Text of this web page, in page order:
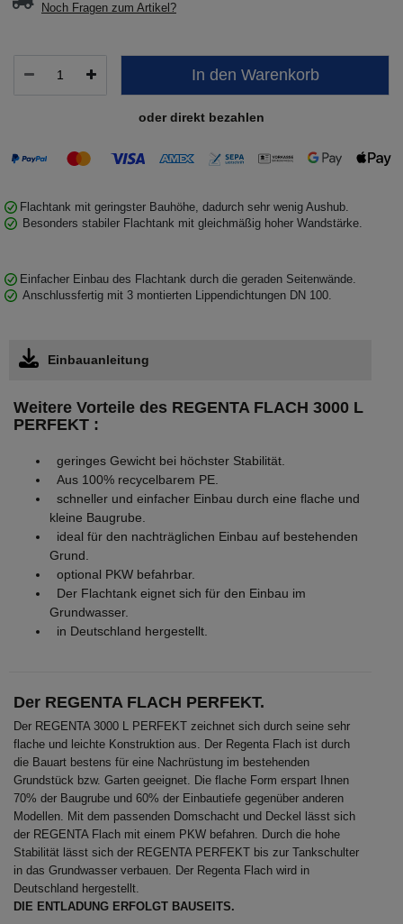
Noch Fragen zum Artikel?
In den Warenkorb
oder direkt bezahlen
Flachtank mit geringster Bauhöhe, dadurch sehr wenig Aushub.
Besonders stabiler Flachtank mit gleichmäßig hoher Wandstärke.
Einfacher Einbau des Flachtank durch die geraden Seitenwände.
Anschlussfertig mit 3 montierten Lippendichtungen DN 100.
Einbauanleitung
Weitere Vorteile des REGENTA FLACH 3000 L
PERFEKT :
geringes Gewicht bei höchster Stabilität.
Aus 100% recycelbarem PE.
schneller und einfacher Einbau durch eine flache und
kleine Baugrube.
ideal für den nachträglichen Einbau auf bestehenden
Grund.
optional PKW befahrbar.
Der Flachtank eignet sich für den Einbau im
Grundwasser.
in Deutschland hergestellt.
Der REGENTA FLACH PERFEKT.
Der REGENTA 3000 L PERFEKT zeichnet sich durch seine sehr
flache und leichte Konstruktion aus. Der Regenta Flach ist durch
die Bauart bestens für eine Nachrüstung im bestehenden
Grundstück bzw. Garten geeignet. Die flache Form erspart Ihnen
70% der Baugrube und 60% der Einbautiefe gegenüber anderen
Modellen. Mit dem passenden Domschacht und Deckel lässt sich
der REGENTA Flach mit einem PKW befahren. Durch die hohe
Stabilität lässt sich der REGENTA PERFEKT bis zur Tankschulter
in das Grundwasser verbauen. Der Regenta Flach wird in
Deutschland hergestellt.
DIE ENTLADUNG ERFOLGT BAUSEITS.